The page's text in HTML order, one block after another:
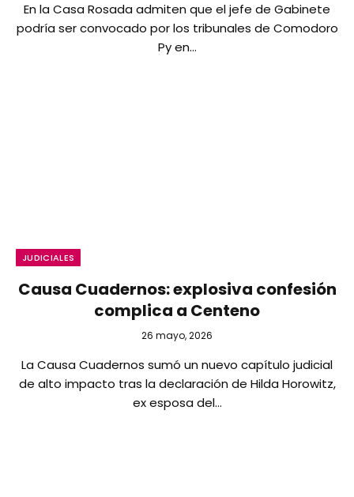
En la Casa Rosada admiten que el jefe de Gabinete
podría ser convocado por los tribunales de Comodoro
Py en…
JUDICIALES
Causa Cuadernos: explosiva confesión
complica a Centeno
26 mayo, 2026
La Causa Cuadernos sumó un nuevo capítulo judicial
de alto impacto tras la declaración de Hilda Horowitz,
ex esposa del…